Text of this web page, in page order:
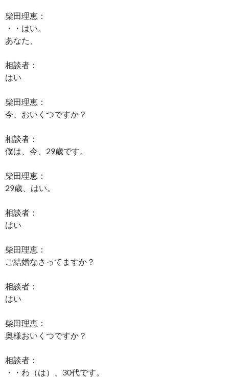
柴田理恵：
・・はい。
あなた、
相談者：
はい
柴田理恵：
今、おいくつですか？
相談者：
僕は、今、29歳です。
柴田理恵：
29歳、はい。
相談者：
はい
柴田理恵：
ご結婚なさってますか？
相談者：
はい
柴田理恵：
奥様おいくつですか？
相談者：
・・わ（は）、30代です。